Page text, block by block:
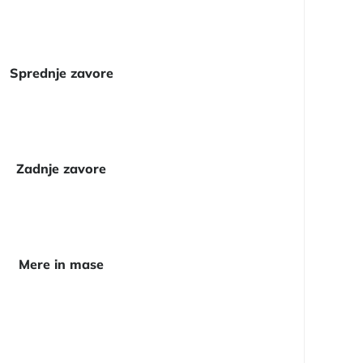
Sprednje zavore
Zadnje zavore
Mere in mase